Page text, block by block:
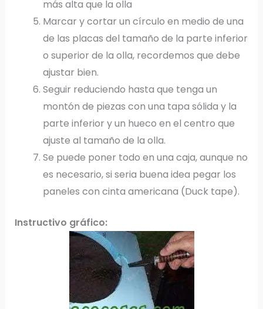
más alta que la olla
Marcar y cortar un círculo en medio de una
de las placas del tamaño de la parte inferior
o superior de la olla, recordemos que debe
ajustar bien.
Seguir reduciendo hasta que tenga un
montón de piezas con una tapa sólida y la
parte inferior y un hueco en el centro que
ajuste al tamaño de la olla.
Se puede poner todo en una caja, aunque no
es necesario, si seria buena idea pegar los
paneles con cinta americana (Duck tape).
Instructivo gráfico: